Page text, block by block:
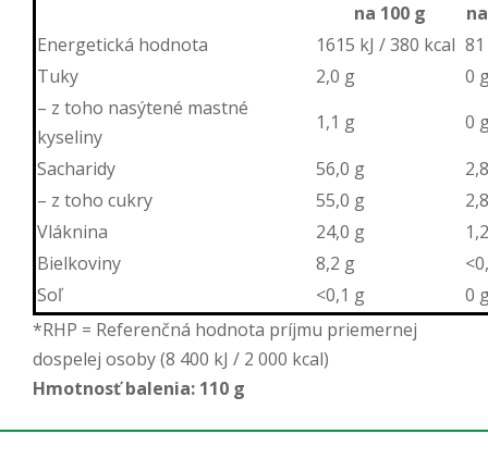
na 100 g
Energetická hodnota
1615 kJ / 380 kcal
Tuky
2,0 g
0
– z toho nasýtené mastné
kyseliny
1,1 g
0
Sacharidy
56,0 g
– z toho cukry
55,0 g
Vláknina
24,0 g
Bielkoviny
8,2 g
Soľ
<0,1 g
0
*RHP = Referenčná hodnota príjmu priemernej
dospelej osoby (8 400 kJ / 2 000 kcal)
Hmotnosť balenia: 110 g